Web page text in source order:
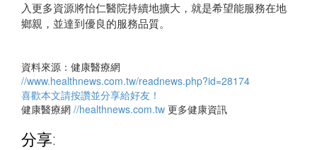
入更多資源將怡仁醫院持續地擴大，就是希望能服務在地
鄉親，並達到優良的服務品質。
資料來源：健康醫療網
//www.healthnews.com.tw/readnews.php?id=28174
喜歡本文請按讚並分享給好友！
健康醫療網 //healthnews.com.tw 更多健康資訊
分享: